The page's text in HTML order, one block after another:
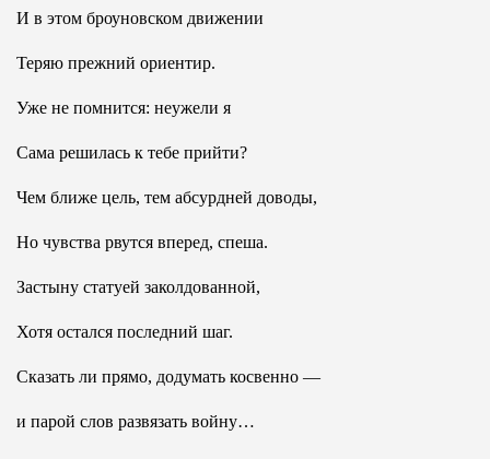
И в этом броуновском движении
Теряю прежний ориентир.
Уже не помнится: неужели я
Сама решилась к тебе прийти?
Чем ближе цель, тем абсурдней доводы,
Но чувства рвутся вперед, спеша.
Застыну статуей заколдованной,
Хотя остался последний шаг.
Сказать ли прямо, додумать косвенно —
и парой слов развязать войну…